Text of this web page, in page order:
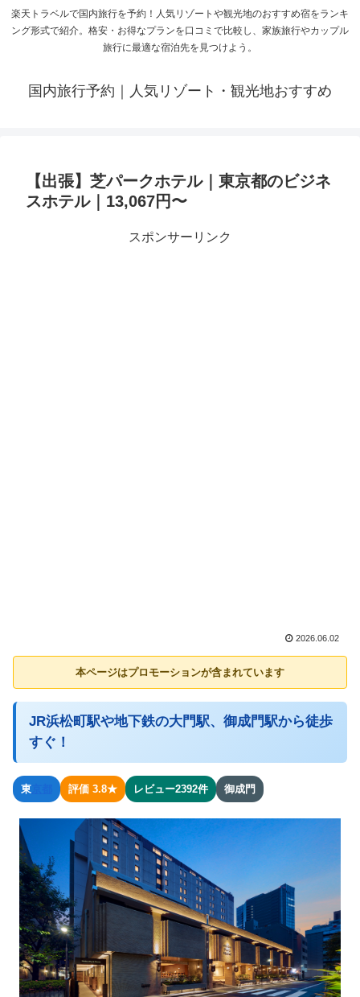
楽天トラベルで国内旅行を予約！人気リゾートや観光地のおすすめ宿をランキ
ング形式で紹介。格安・お得なプランを口コミで比較し、家族旅行やカップル
旅行に最適な宿泊先を見つけよう。
国内旅行予約｜人気リゾート・観光地おすすめ
【出張】芝パークホテル｜東京都のビジネ
スホテル｜13,067円〜
スポンサーリンク
2026.06.02
本ページはプロモーションが含まれています
JR浜松町駅や地下鉄の大門駅、御成門駅から徒歩
すぐ！
東 評価 3.8★ レビュー2392件 御成門